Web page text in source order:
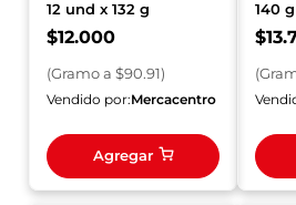
12 und x 132 g
$12.000
(Gramoa $90.91)
Vendido por:Mercacentro
Agregar
140 g
$13.
(